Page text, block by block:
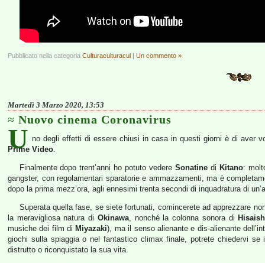
Pubblicato nella categoria Culturaculturacul | Un commento »
Martedì 3 Marzo 2020, 13:53
Nuovo cinema Coronavirus
U no degli effetti di essere chiusi in casa in questi giorni è di aver
Prime Video.
Finalmente dopo trent’anni ho potuto vedereSonatine di Kitano:
gangster, con regolamentari sparatorie e ammazzamenti, ma è
dopo la prima mezz’ora, agli ennesimi trenta secondi di inquadratura di
Superata quella fase, se siete fortunati, comincerete ad apprezzare
la meravigliosa natura di Okinawa, nonché la colonna sonora di
musiche dei film di Miyazaki), ma il senso alienante e dis-alienante
giochi sulla spiaggia o nel fantastico climax finale, potrete chiedervi
distrutto o riconquistato la sua vita.